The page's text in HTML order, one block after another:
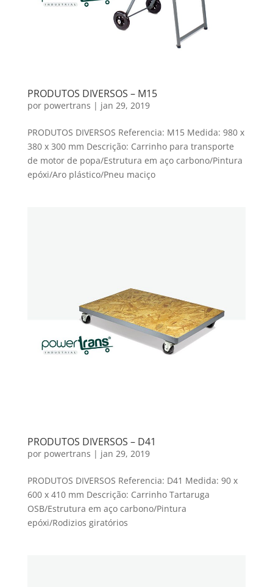
PRODUTOS DIVERSOS – M15
por powertrans | jan 29, 2019
PRODUTOS DIVERSOS Referencia: M15 Medida: 980 x
380 x 300 mm Descrição: Carrinho para transporte
de motor de popa/Estrutura em aço carbono/Pintura
epóxi/Aro plástico/Pneu maciço
PRODUTOS DIVERSOS – D41
por powertrans | jan 29, 2019
PRODUTOS DIVERSOS Referencia: D41 Medida: 90 x
600 x 410 mm Descrição: Carrinho Tartaruga
OSB/Estrutura em aço carbono/Pintura
epóxi/Rodizios giratórios